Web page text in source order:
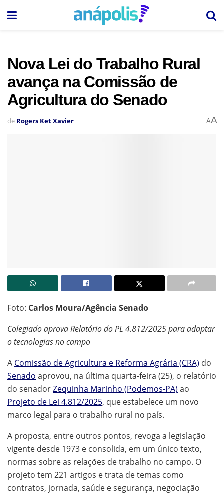
Nova Lei do Trabalho Rural
avança na Comissão de
Agricultura do Senado
de Rogers Ket Xavier AA
Foto: Carlos Moura/Agência Senado
Colegiado aprova Relatório do PL 4.812/2025 para adaptar
o tecnologias no campo
A Comissão de Agricultura e Reforma Agrária (CRA) do
Senado aprovou, na última quarta-feira (25), o relatório
do senadorZequinha Marinho (Podemos-PA) ao
Projeto de Lei 4.812/2025, que estabelece um novo
marco legal para o trabalho rural no país.
A proposta, entre outros pontos, revoga a legislação
vigente desde 1973 e consolida, em um único texto,
normas sobre as relações de trabalho no campo. O
projeto tem 221 artigos e trata de temas como
contratos, jornada, saúde e segurança, negociação